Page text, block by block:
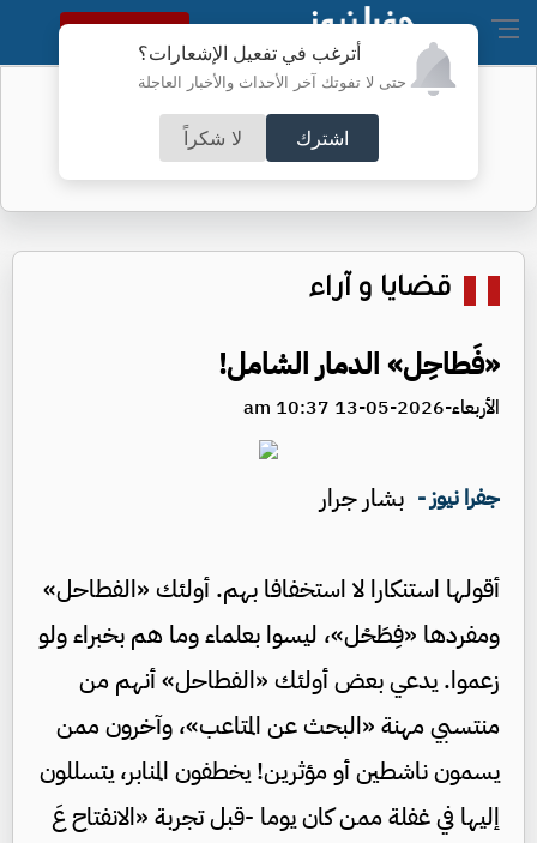
أترغب في تفعيل الإشعارات؟
حتى لا تفوتك آخر الأحداث والأخبار العاجلة
اشترك لا شكراً
النسخة الكاملة
قضايا و آراء
«فَطاحِل» الدمار الشامل!
الأربعاء-2026-05-13 10:37 am
جفرا نيوز - بشار جرار
أقولها استنكارا لا استخفافا بهم. أولئك «الفطاحل»
ومفردها «فِطَحْل»، ليسوا بعلماء وما هم بخبراء ولو
زعموا. يدعي بعض أولئك «الفطاحل» أنهم من
منتسبي مهنة «البحث عن المتاعب»، وآخرون ممن
يسمون ناشطين أو مؤثرين! يخطفون المنابر، يتسللون
إليها في غفلة ممن كان يوما -قبل تجربة «الانفتاح عَ